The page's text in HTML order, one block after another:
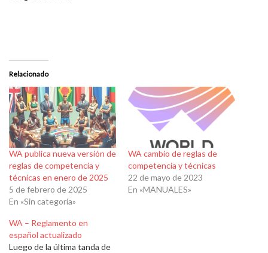
Relacionado
WA publica nueva versión de
reglas de competencia y
técnicas en enero de 2025
5 de febrero de 2025
En «Sin categoría»
WA cambio de reglas de
competencia y técnicas
22 de mayo de 2023
En «MANUALES»
WA – Reglamento en
español actualizado
Luego de la última tanda de